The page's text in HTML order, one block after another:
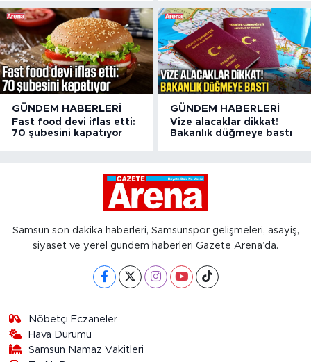
GÜNDEM HABERLERI
Fast food devi iflas etti:
70 şubesini kapatıyor
GÜNDEM HABERLERI
Vize alacaklar dikkat!
Bakanlık düğmeye bastı
Samsun son dakika haberleri, Samsunspor gelişmeleri, asayiş,
siyaset ve yerel gündem haberleri Gazete Arena’da.
Nöbetçi Eczaneler
Hava Durumu
Samsun Namaz Vakitleri